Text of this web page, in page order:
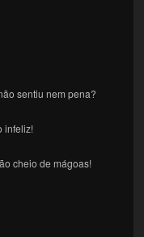
sentiu nem pena?
infeliz!
cheio de mágoas!